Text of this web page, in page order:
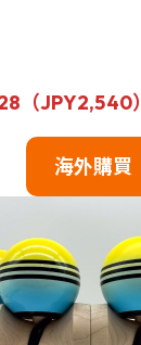
（JPY2,540）
海外購買